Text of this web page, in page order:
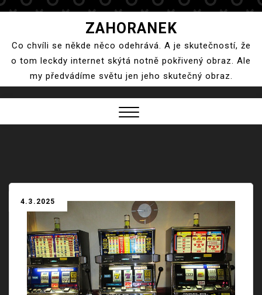
content
ZAHORANEK
Co chvíli se někde něco odehrává. A je skutečností, že
o tom leckdy internet skýtá notně pokřivený obraz. Ale
my předvádíme světu jen jeho skutečný obraz.
4.3.2025